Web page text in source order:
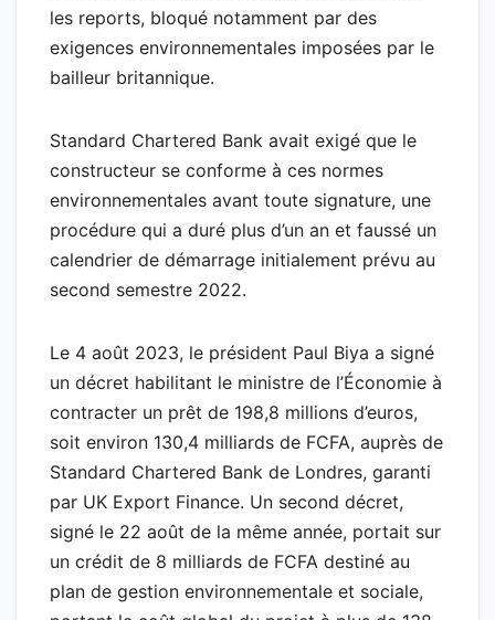
les reports, bloqué notamment par des
exigences environnementales imposées par le
bailleur britannique.
Standard Chartered Bank avait exigé que le
constructeur se conforme à ces normes
environnementales avant toute signature, une
procédure qui a duré plus d’un an et faussé un
calendrier de démarrage initialement prévu au
second semestre 2022.
Le 4 août 2023, le président Paul Biya a signé
un décret habilitant le ministre de l’Économie à
contracter un prêt de 198,8 millions d’euros,
soit environ 130,4 milliards de FCFA, auprès de
Standard Chartered Bank de Londres, garanti
par UK Export Finance. Un second décret,
signé le 22 août de la même année, portait sur
un crédit de 8 milliards de FCFA destiné au
plan de gestion environnementale et sociale,